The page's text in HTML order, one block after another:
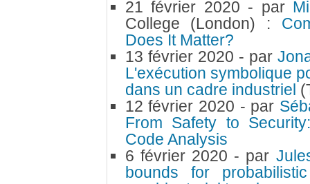
21 février 2020 - par
College (London) :
Does It Matter?
13 février 2020 - par
L'exécution symbolique
dans un cadre industriel
12 février 2020 - par
From Safety to
Code Analysis
6 février 2020 - par
bounds for